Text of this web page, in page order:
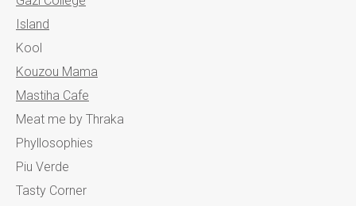
Island
Kool
Kouzou Mama
Mastiha Cafe
Meat me by Thraka
Phyllosophies
Piu Verde
Tasty Corner